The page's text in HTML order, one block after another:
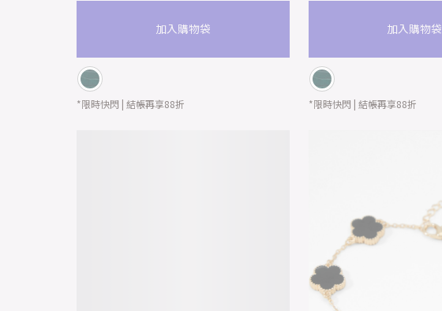
加入購物袋
*限時快閃 | 結帳再享88折
加入購物袋
*限時快閃 | 結帳再享88折